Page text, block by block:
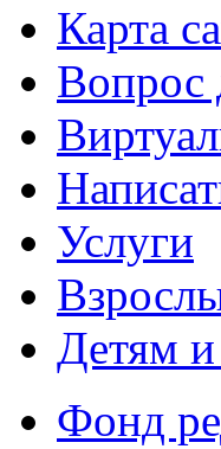
Карта
Вопрос
Услуги
Детям
Фонд